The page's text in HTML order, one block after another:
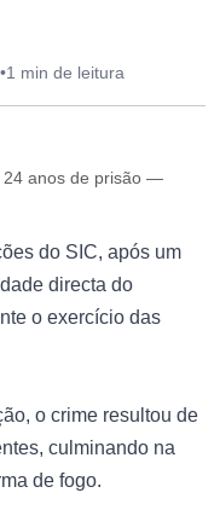
•1 min de leitura
24 anos de prisão —
do SIC, após um
directa do
o exercício das
o crime resultou de
culminando na
de fogo.